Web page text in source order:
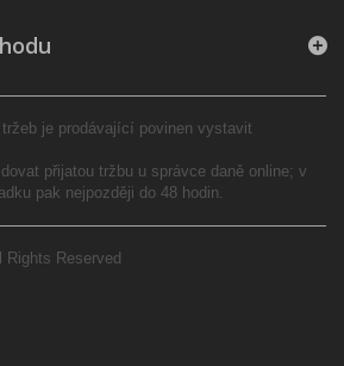
je prodávající povinen vystavit
přijatou tržbu u správce daně online; v
pak nejpozději do 48 hodin.
Reserved